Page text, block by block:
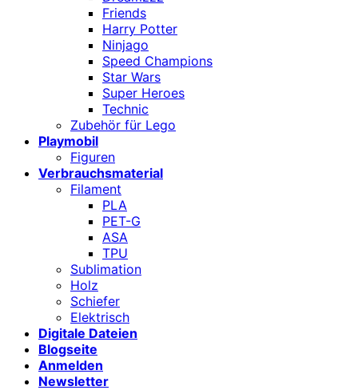
Friends
Harry Potter
Ninjago
Speed Champions
Star Wars
Super Heroes
Technic
Zubehör für Lego
Playmobil
Figuren
Verbrauchsmaterial
Filament
PLA
PET-G
ASA
TPU
Sublimation
Holz
Schiefer
Elektrisch
Digitale Dateien
Blogseite
Anmelden
Newsletter